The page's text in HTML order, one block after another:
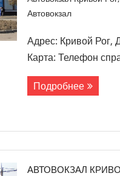
Автовокзал
Адрес: Кривой Рог,
Карта: Телефон
Подробнее
АВТОВОКЗАЛ